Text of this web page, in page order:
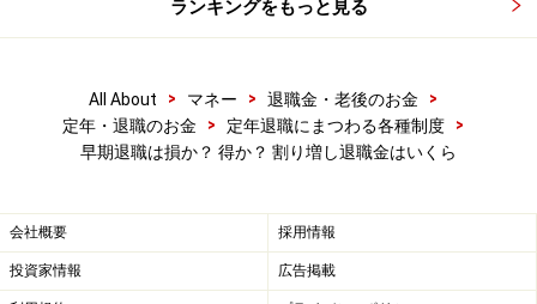
高年齢者雇用安定法改正の影響も？
働き方改革（在宅勤務やリモート会議、ロボットの活用
ランキングをもっと見る
All About > マネー > 退職金・老後のお金
>
定年・退職のお金
> 定年退職にまつわる各種制度
>
早期退職は損か？ 得か？ 割り増し退職金はいくら
会社概要 採用情報
投資家情報 広告掲載